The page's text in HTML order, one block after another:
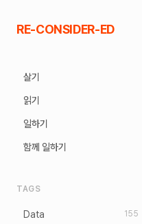
to
RE-CONSIDER-ED
살기
읽기
일하기
함께 일하기
TAGS
Data 155